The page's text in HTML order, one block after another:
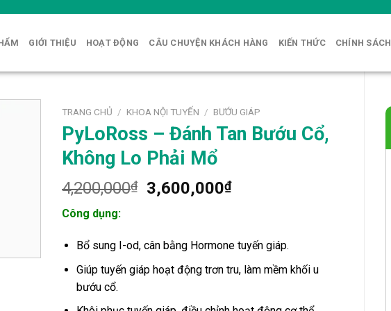
GIỚI THIỆU HOẠT ĐỘNG CÂU CHUYỆN KHÁCH HÀNG KIẾN THỨC CHÍNH SÁCH
TRANG CHỦ / KHOA NỘI TUYẾN / BƯỚU GIÁP
PyLoRoss – Đánh Tan Bướu Cổ,
Không Lo Phải Mổ
4,200,000₫
Giá
4,200,000₫.
3,600,000₫Giá
là:
3,600,000₫.
Công dụng:
Bổ sung I-od, cân bằng Hormone tuyến giáp.
Giúp tuyến giáp hoạt động trơn tru, làm mềm khối u
bướu cổ.